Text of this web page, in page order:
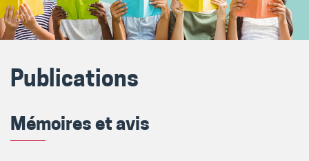
Publications
Mémoires et avis